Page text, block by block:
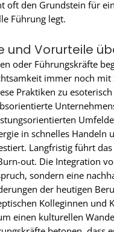
oft den Grundstein für
Führung legt.
und Vorurteile
oder Führungskräfte
immer noch mit
Praktiken zu
in schnelles Handeln
Langfristig führt
out. Die Integration
sondern eine
der heutigen
Kolleginnen und
einen kulturellen